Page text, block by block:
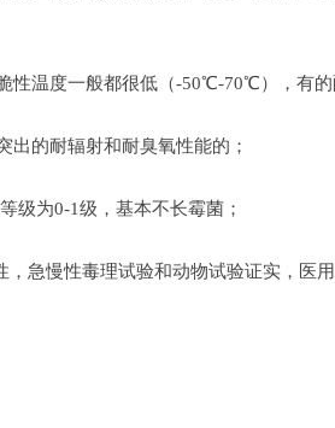
性温度一般都很低（-50℃-70℃），有
出的耐辐射和耐臭氧性能的；
级为0-1级，基本不长霉菌；
急慢性毒理试验和动物试验证实，医